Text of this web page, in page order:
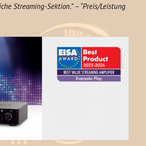
Streaming-Sektion.” – “Preis/Leistung